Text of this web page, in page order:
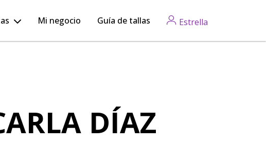
Mi negocio Guía de tallas Estrella
DÍAZ